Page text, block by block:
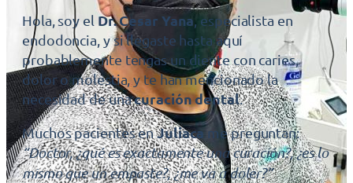
Hola, soy el Dr. Cesar Yana, especialista en
endodoncia, y si llegaste hasta aquí
probablemente tengas un diente con caries,
dolor o molestia, y te han mencionado la
necesidad de unacuración dental.
Muchos pacientes enJuliaca me preguntan:
“Doctor, ¿qué es exactamente una curación?, ¿es lo
mismo que un empaste?, ¿me va a doler?”